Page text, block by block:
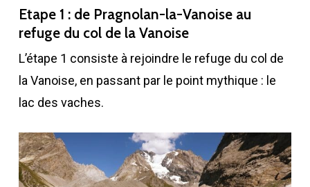
Etape 1 : de Pragnolan-la-Vanoise au
refuge du col de la Vanoise
L’étape 1 consiste à rejoindre le refuge du col de
la Vanoise, en passant par le point mythique : le
lac des vaches.